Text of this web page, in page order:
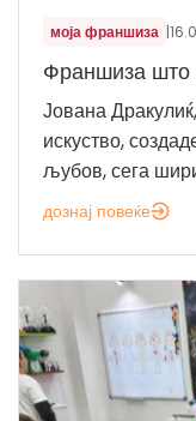
моја франшиза |
Франшиза што
Јована
искуство,
љубов, сега
дознај повеќе